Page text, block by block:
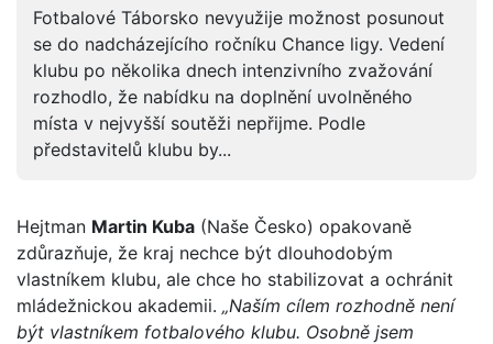
Fotbalové Táborsko nevyužije možnost posunout
se do nadcházejícího ročníku Chance ligy. Vedení
klubu po několika dnech intenzivního zvažování
rozhodlo, že nabídku na doplnění uvolněného
místa v nejvyšší soutěži nepřijme. Podle
představitelů klubu by...
Hejtman Martin Kuba (Naše Česko) opakovaně
zdůrazňuje, že kraj nechce být dlouhodobým
vlastníkem klubu, ale chce ho stabilizovat a ochránit
mládežnickou akademii. „Naším cílem rozhodně není
být vlastníkem fotbalového klubu. Osobně jsem